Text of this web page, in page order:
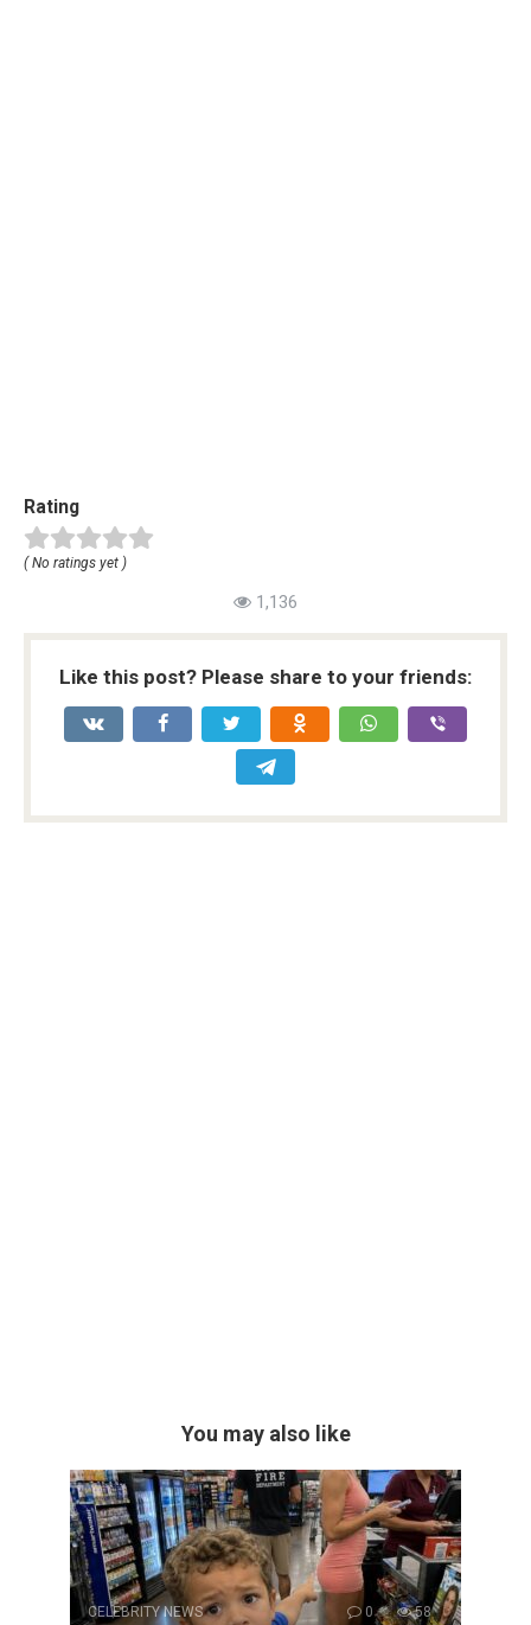
Rating
( No ratings yet )
1,136
Like this post? Please share to your friends:
You may also like
CELEBRITY NEWS 0 58